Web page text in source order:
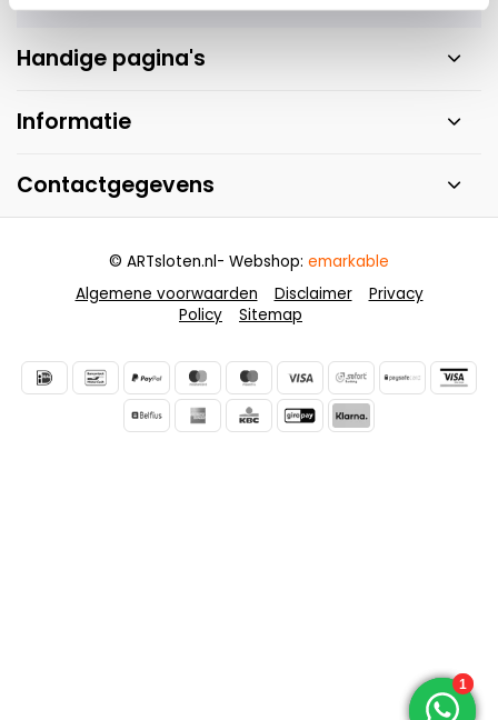
Handige pagina's
Informatie
Contactgegevens
Algemene voorwaarden Disclaimer
Privacy
Policy
Sitemap
© ARTsloten.nl- Webshop: emarkable